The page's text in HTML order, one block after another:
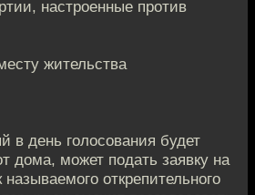
настроенные против
жительства
в день голосования будет
дома, может подать заявку на
открепительного